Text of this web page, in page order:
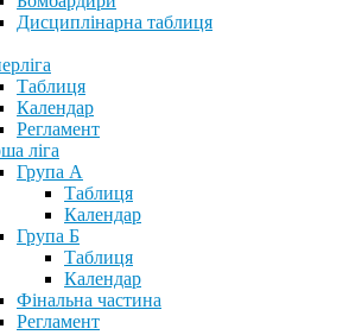
Дисциплінарна таблиця
Таблиця
Календар
Регламент
ліга
Група А
Таблиця
Календар
Група Б
Таблиця
Календар
Фінальна частина
Регламент